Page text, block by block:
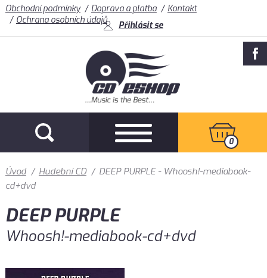
Obchodní podmínky Doprava a platba
Kontakt
Ochrana osobních údajů
Přihlásit se
0
Úvod / Hudební CD / DEEP PURPLE - Whoosh!-mediabook-
cd+dvd
DEEP PURPLE
Whoosh!-mediabook-cd+dvd